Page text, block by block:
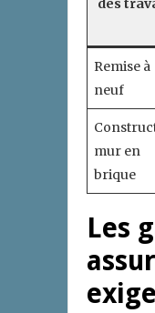
des
Remise à
neuf
mur en
brique
Les